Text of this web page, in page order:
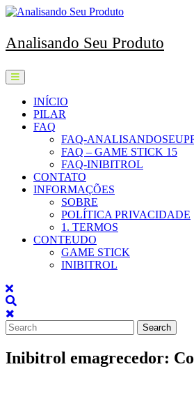
Skip
content
Analisando Seu Produto
Open
Menu
INÍCIO
PILAR
FAQ
FAQ-
FAQ – GAME STICK 15
FAQ-INIBITROL
CONTATO
INFORMAÇÕES
SOBRE
POLÍTICA PRIVACIDADE
1. TERMOS
CONTEUDO
GAME STICK
INIBITROL
Close
Menu
Search
for:
Inibitrol emagrecedor: